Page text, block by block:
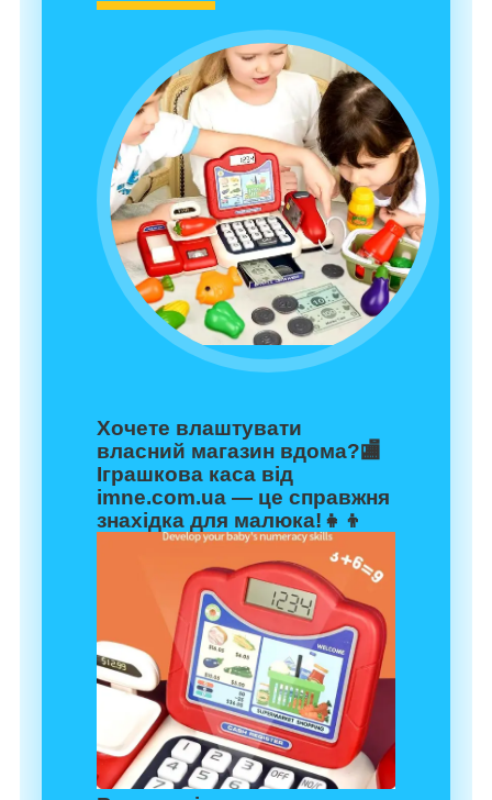
Хочете влаштувати
власний магазин вдома?🏬
Іграшкова каса від
imne.com.ua — це справжня
знахідка для малюка!👧👦